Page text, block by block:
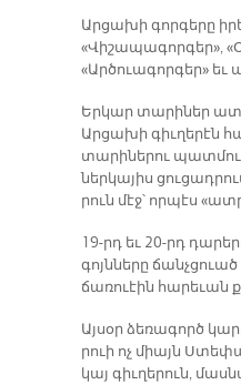
Ար­ցա­խի գոր­գե­րը
«Վի­շա­պա­գոր­գեր»,
«Ար­ծուա­գոր­գեր» եւ
Եր­կար տա­րի­ներ
Ար­ցա­խի գիւ­ղե­րէն
տա­րի­նե­րու
ներ­կա­յիս
րուն մէջ՝ որ­պէս
19-րդ եւ 20-րդ
գոյն­նե­րը
ճառուէին հա­րե­ւան
Այ­սօր ձե­ռա­գործ
րուի ոչ միայն
կայ գիւ­ղե­րուն,